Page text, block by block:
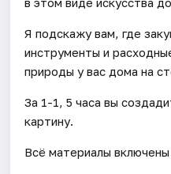
Я подскажу вам, где
инструменты и
природы у вас дома на
За 1-1, 5 часа вы
картину.
Всё материалы